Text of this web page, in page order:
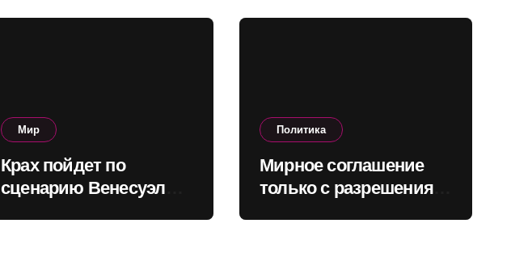
Мир
Крах пойдет по
сценарию Венесуэлы:
Политика
Мирное соглашение
только с разрешения